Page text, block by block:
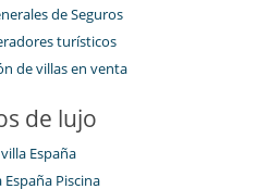
de Seguros
turísticos
de villas en venta
de lujo
España
Piscina